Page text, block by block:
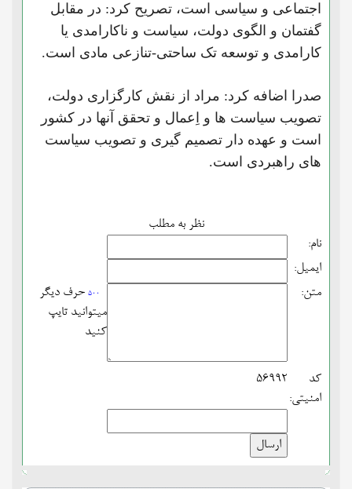
اجتماعی و سیاسی است، تصریح کرد: در مقابل
گفتمان و الگوی دولت، سیاست و ناکارامدی یا
کارامدی و توسعه تک ساحتی-تنازعی مادی است.
صدرا اضافه کرد: مراد از نقش کارگزاری دولت،
تصویب سیاست ها و اِعمال و تحقق آنها در کشور
است و عهده دار تصمیم گیری و تصویب سیاست
های راهبردی است.
نظر به مطلب
نام:
ایمیل:
متن:
500 حرف دیگر
میتوانید تایپ
کنید
کد
امنیتی:
56992